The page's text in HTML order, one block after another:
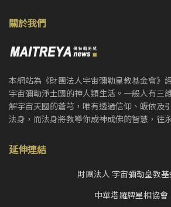
關於我們
本網站為《財團法人宇宙彌勒皇教基金會》
宇宙彌勒淨土國的神人類生活。一般人有三
解宇宙天國的蒼芎，唯有透過信仰、皈依及
法身，而法身將教導你成神成佛的智慧，往
延伸連結
財團法人 宇宙彌勒皇教
中華塔羅牌星相協會